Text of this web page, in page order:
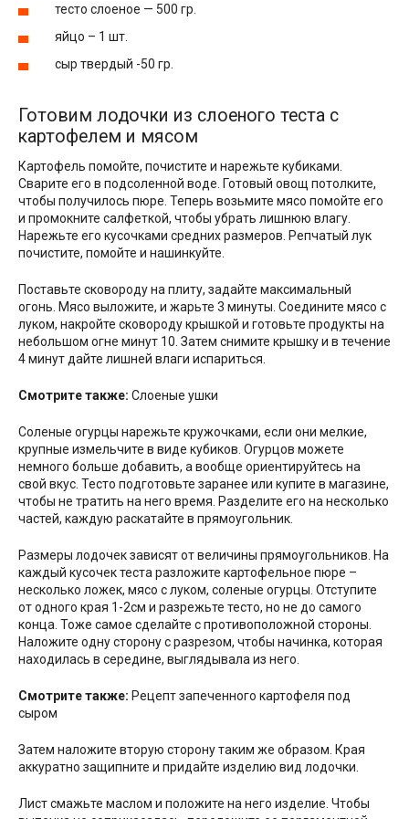
тесто слоеное — 500 гр.
яйцо – 1 шт.
сыр твердый -50 гр.
Готовим лодочки из слоеного теста с
картофелем и мясом
Картофель помойте, почистите и нарежьте кубиками.
Сварите его в подсоленной воде. Готовый овощ потолките,
чтобы получилось пюре. Теперь возьмите мясо помойте его
и промокните салфеткой, чтобы убрать лишнюю влагу.
Нарежьте его кусочками средних размеров. Репчатый лук
почистите, помойте и нашинкуйте.
Поставьте сковороду на плиту, задайте максимальный
огонь. Мясо выложите, и жарьте 3 минуты. Соедините мясо с
луком, накройте сковороду крышкой и готовьте продукты на
небольшом огне минут 10. Затем снимите крышку и в течение
4 минут дайте лишней влаги испариться.
Смотрите также: Слоеные ушки
Соленые огурцы нарежьте кружочками, если они мелкие,
крупные измельчите в виде кубиков. Огурцов можете
немного больше добавить, а вообще ориентируйтесь на
свой вкус. Тесто подготовьте заранее или купите в магазине,
чтобы не тратить на него время. Разделите его на несколько
частей, каждую раскатайте в прямоугольник.
Размеры лодочек зависят от величины прямоугольников. На
каждый кусочек теста разложите картофельное пюре –
несколько ложек, мясо с луком, соленые огурцы. Отступите
от одного края 1-2см и разрежьте тесто, но не до самого
конца. Тоже самое сделайте с противоположной стороны.
Наложите одну сторону с разрезом, чтобы начинка, которая
находилась в середине, выглядывала из него.
Смотрите также: Рецепт запеченного картофеля под
сыром
Затем наложите вторую сторону таким же образом. Края
аккуратно защипните и придайте изделию вид лодочки.
Лист смажьте маслом и положите на него изделие. Чтобы